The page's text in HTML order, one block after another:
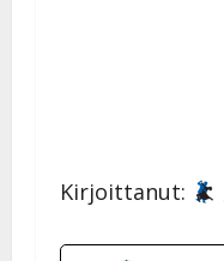
Kirjoittanut: